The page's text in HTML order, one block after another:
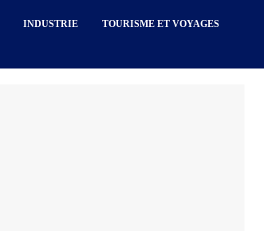
INDUSTRIE TOURISME ET VOYAGES